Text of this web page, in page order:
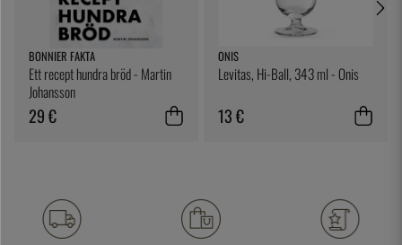
BONNIER FAKTA
Ett recept hundra bröd - Martin
Johansson
29 €
ONIS
Levitas, Hi-Ball, 343 ml - Onis
13 €